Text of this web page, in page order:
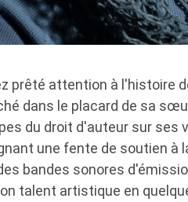
prêté attention à l'histoire
dans le placard de sa
du droit d'auteur sur ses
une fente de soutien à
bandes sonores
talent artistique en